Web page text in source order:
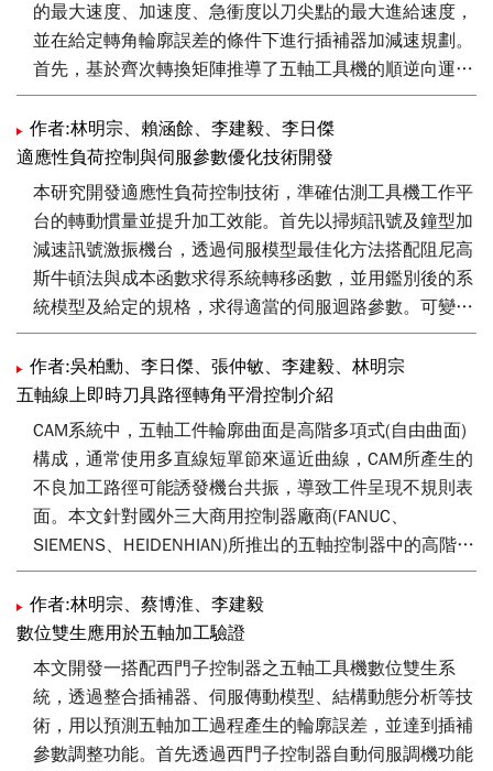
的最大速度、加速度、急衝度以刀尖點的最大進給速度，
並在給定轉角輪廓誤差的條件下進行插補器加減速規劃。
首先，基於齊次轉換矩陣推導了五軸工具機的順逆向運動
學方程式，以建立驅動軸與刀具姿態之間的相對關係，接
著計算插補程序所需資訊，而核心技術包含速度限制公式
與轉角平滑化，速度限制公式調整最大速度以確保切線和
軸向的速度符合限制，轉角平滑化功能藉由考量刀具和運
動軸方向上的急衝度、加速度以及速度來產生平滑的運動
軌跡，以解決多線段相接時向量改變導致轉角速度不連續
的問題，同時確保轉角輪廓誤差在給定的範圍。最後，搭
配海德漢iTNC530控制器的五軸雕刻機上進行實驗，並經
由相同的參數設定，將所發展的方法與海德漢控制器所輸
出的五軸插補點進行比較，以分析所提出方法之優缺點。
作者:林明宗、賴涵餘、李建毅、李日傑
適應性負荷控制與伺服參數優化技術開發
本研究開發適應性負荷控制技術，準確估測工具機工作平
台的轉動慣量並提升加工效能。首先以掃頻訊號及鐘型加
減速訊號激振機台，透過伺服模型最佳化方法搭配阻尼高
斯牛頓法與成本函數求得系統轉移函數，並用鑑別後的系
統模型及給定的規格，求得適當的伺服迴路參數。可變進
給距離來回運動方法則利用最小平方法搭配速度與扭矩等
資訊進行慣量估測與摩擦力鑑別。在實機加工進退刀時，
控制器對於工作台的質量及轉動慣量可線上進行估測，適
應性調整控制器參數。最後，在五軸工具機上模擬和實
驗，驗證提出的方法可同時提升加工效能及加工精度。
作者:吳柏勳、李日傑、張仲敏、李建毅、林明宗
五軸線上即時刀具路徑轉角平滑控制介紹
CAM系統中，五軸工件輪廓曲面是高階多項式(自由曲面)
構成，通常使用多直線短單節來逼近曲線，CAM所產生的
不良加工路徑可能誘發機台共振，導致工件呈現不規則表
面。本文針對國外三大商用控制器廠商(FANUC、
SIEMENS、HEIDENHIAN)所推出的五軸控制器中的高階功
能進行介紹，並將本次技術著重在控制器的轉角平滑化功
能上，透過擬合平滑刀具路徑來改善不良的加工路徑。藉
由與各位業界先進分享工研院對此功能的學理與應用之研
究，期望可提供國內五軸加工使用者，對於控制器使用之
相關資訊。
作者:林明宗、蔡博淮、李建毅
數位雙生應用於五軸加工驗證
本文開發一搭配西門子控制器之五軸工具機數位雙生系
統，透過整合插補器、伺服傳動模型、結構動態分析等技
術，用以預測五軸加工過程產生的輪廓誤差，並達到插補
參數調整功能。首先透過西門子控制器自動伺服調機功能